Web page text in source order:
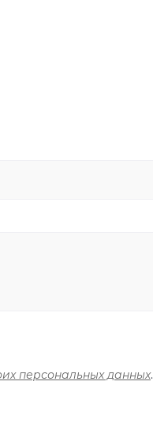
персональных данных.